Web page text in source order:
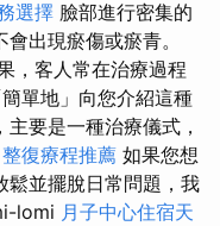
選擇 臉部進行密集的
出現瘀傷或瘀青。
，客人常在治療過程
單地」向您介紹這種
要是一種治療儀式，
整復療程推薦 如果您想
鬆並擺脫日常問題，我
lomi 月子中心住宿天